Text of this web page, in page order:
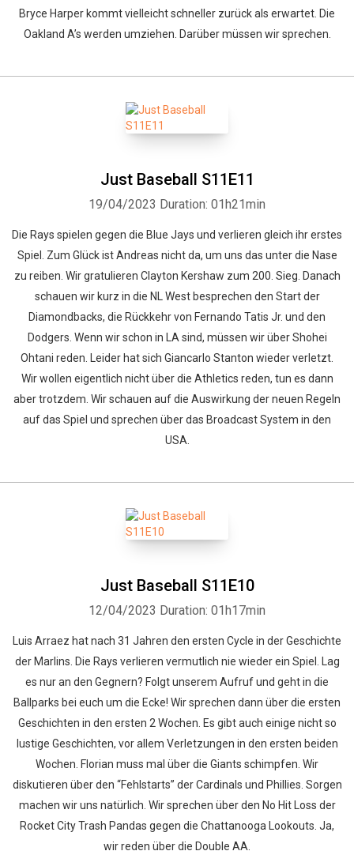
Bryce Harper kommt vielleicht schneller zurück als erwartet. Die
Oakland A’s werden umziehen. Darüber müssen wir sprechen.
Just Baseball S11E11
19/04/2023 Duration: 01h21min
Die Rays spielen gegen die Blue Jays und verlieren gleich ihr erstes
Spiel. Zum Glück ist Andreas nicht da, um uns das unter die Nase
zu reiben. Wir gratulieren Clayton Kershaw zum 200. Sieg. Danach
schauen wir kurz in die NL West besprechen den Start der
Diamondbacks, die Rückkehr von Fernando Tatis Jr. und den
Dodgers. Wenn wir schon in LA sind, müssen wir über Shohei
Ohtani reden. Leider hat sich Giancarlo Stanton wieder verletzt.
Wir wollen eigentlich nicht über die Athletics reden, tun es dann
aber trotzdem. Wir schauen auf die Auswirkung der neuen Regeln
auf das Spiel und sprechen über das Broadcast System in den
USA.
Just Baseball S11E10
12/04/2023 Duration: 01h17min
Luis Arraez hat nach 31 Jahren den ersten Cycle in der Geschichte
der Marlins. Die Rays verlieren vermutlich nie wieder ein Spiel. Lag
es nur an den Gegnern? Folgt unserem Aufruf und geht in die
Ballparks bei euch um die Ecke! Wir sprechen dann über die ersten
Geschichten in den ersten 2 Wochen. Es gibt auch einige nicht so
lustige Geschichten, vor allem Verletzungen in den ersten beiden
Wochen. Florian muss mal über die Giants schimpfen. Wir
diskutieren über den “Fehlstarts” der Cardinals und Phillies. Sorgen
machen wir uns natürlich. Wir sprechen über den No Hit Loss der
Rocket City Trash Pandas gegen die Chattanooga Lookouts. Ja,
wir reden über die Double AA.